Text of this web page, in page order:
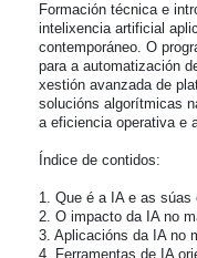
Formación técnica e
intelixencia artificial
contemporáneo. O
para a automatización
xestión avanzada de
solucións algorítmicas
a eficiencia operativa e
Índice de contidos:
1. Que é a IA e as súas
2. O impacto da IA no
3. Aplicacións da IA no
4. Ferramentas de IA